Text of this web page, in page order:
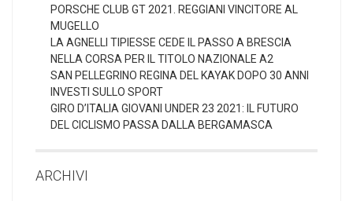
PORSCHE CLUB GT 2021. REGGIANI VINCITORE AL
MUGELLO
LA AGNELLI TIPIESSE CEDE IL PASSO A BRESCIA
NELLA CORSA PER IL TITOLO NAZIONALE A2
SAN PELLEGRINO REGINA DEL KAYAK DOPO 30 ANNI
INVESTI SULLO SPORT
GIRO D’ITALIA GIOVANI UNDER 23 2021: IL FUTURO
DEL CICLISMO PASSA DALLA BERGAMASCA
ARCHIVI